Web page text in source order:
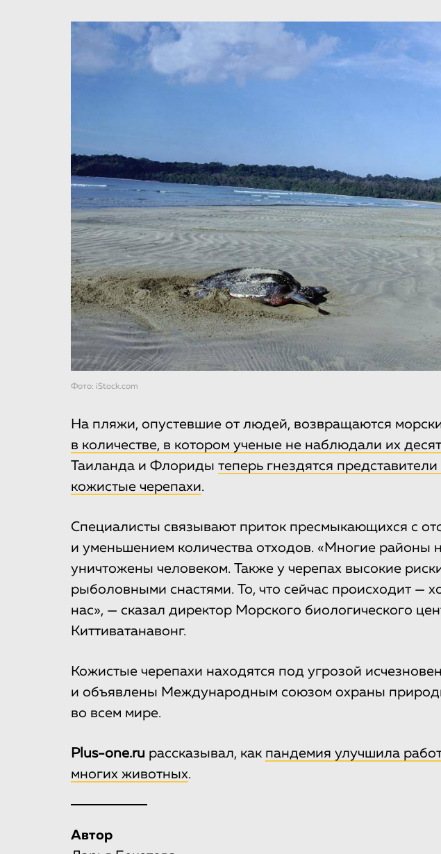
Фото: iStock.com
На пляжи, опустевшие от людей, возвращаются
в количестве, в котором ученые не наблюдали их
Таиланда и Флориды теперь гнездятся
кожистые черепахи.
Специалисты связывают приток пресмыкающихся с
и уменьшением количества отходов. «Многие районы
уничтожены человеком. Также у черепах высокие
рыболовными снастями. То, что сейчас происходит —
нас», — сказал директор Морского биологического
Киттиватанавонг.
Кожистые черепахи находятся под угрозой
и объявлены Международным союзом охраны
во всем мире.
Plus-one.ru рассказывал, как пандемия улучшила
многих животных.
Автор